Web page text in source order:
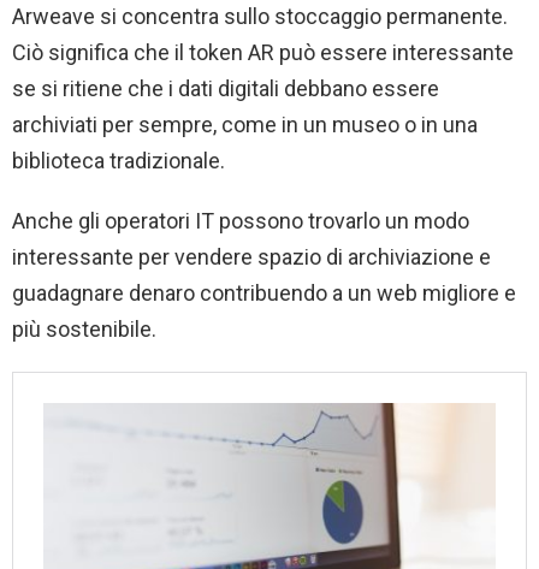
Arweave si concentra sullo stoccaggio permanente.
Ciò significa che il token AR può essere interessante
se si ritiene che i dati digitali debbano essere
archiviati per sempre, come in un museo o in una
biblioteca tradizionale.
Anche gli operatori IT possono trovarlo un modo
interessante per vendere spazio di archiviazione e
guadagnare denaro contribuendo a un web migliore e
più sostenibile.